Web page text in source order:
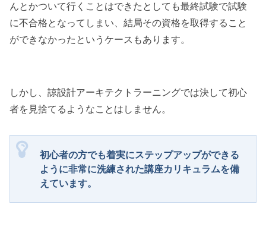
んとかついて行くことはできたとしても最終試験で試験
に不合格となってしまい、結局その資格を取得すること
ができなかったというケースもあります。
しかし、諒設計アーキテクトラーニングでは決して初心
者を見捨てるようなことはしません。
初心者の方でも着実にステップアップができる
ように非常に洗練された講座カリキュラムを備
えています。